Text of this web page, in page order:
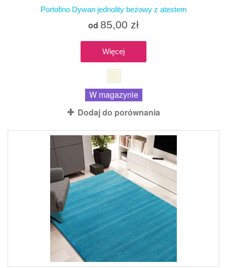
Portofino Dywan jednolity beżowy z atestem
od 85,00 zł
Więcej
W magazynie
Dodaj do porównania